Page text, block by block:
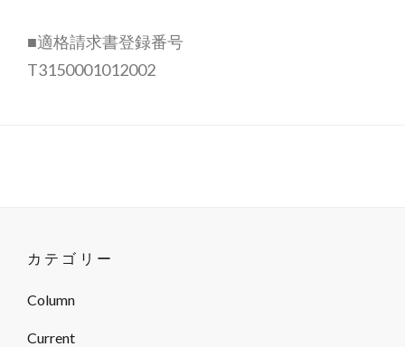
■適格請求書登録番号
T3150001012002
カテゴリー
Column
Current